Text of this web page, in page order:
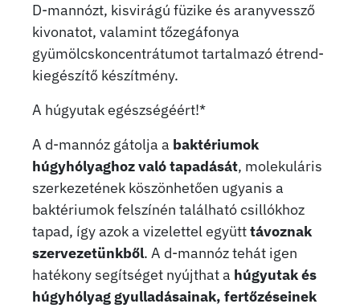
D-mannózt, kisvirágú füzike és aranyvessző
kivonatot, valamint tőzegáfonya
gyümölcskoncentrátumot tartalmazó étrend-
kiegészítő készítmény.
A húgyutak egészségéért!*
A d-mannóz gátolja a baktériumok
húgyhólyaghoz való tapadását, molekuláris
szerkezetének köszönhetően ugyanis a
baktériumok felszínén található csillókhoz
tapad, így azok a vizelettel együtttávoznak
szervezetünkből. A d-mannóz tehát igen
hatékony segítséget nyújthat a húgyutak és
húgyhólyag gyulladásainak, fertőzéseinek